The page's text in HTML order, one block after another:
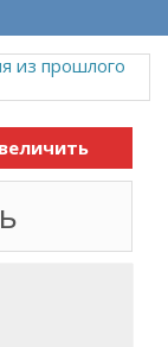
из прошлого